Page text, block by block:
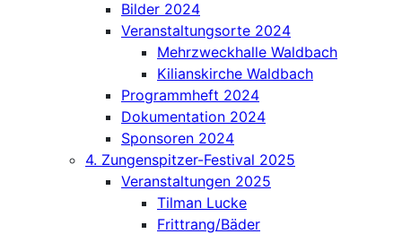
Bilder 2024
Veranstaltungsorte 2024
Mehrzweckhalle Waldbach
Kilianskirche Waldbach
Programmheft 2024
Dokumentation 2024
Sponsoren 2024
4. Zungenspitzer-Festival 2025
Veranstaltungen 2025
Tilman Lucke
Frittrang/Bäder